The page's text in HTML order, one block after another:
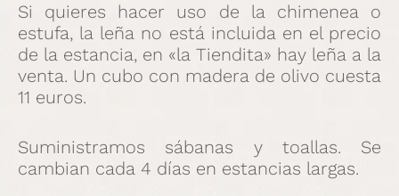
Si quieres hacer uso de la chimenea o
estufa, la leña no está incluida en el precio
de la estancia, en «la Tiendita» hay leña a la
venta. Un cubo con madera de olivo cuesta
11 euros.
Suministramos sábanas y toallas. Se
cambian cada 4 días en estancias largas.